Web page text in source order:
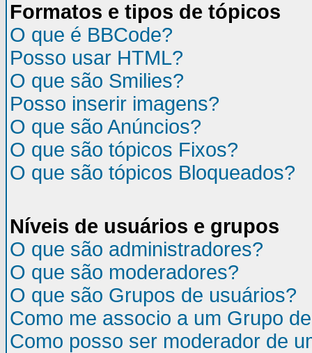
Formatos e tipos de tópicos
O que é BBCode?
Posso usar HTML?
O que são Smilies?
Posso inserir imagens?
O que são Anúncios?
O que são tópicos Fixos?
O que são tópicos Bloqueados?
Níveis de usuários e grupos
O que são administradores?
O que são moderadores?
O que são Grupos de usuários?
Como me associo a um Grupo
Como posso ser moderador de